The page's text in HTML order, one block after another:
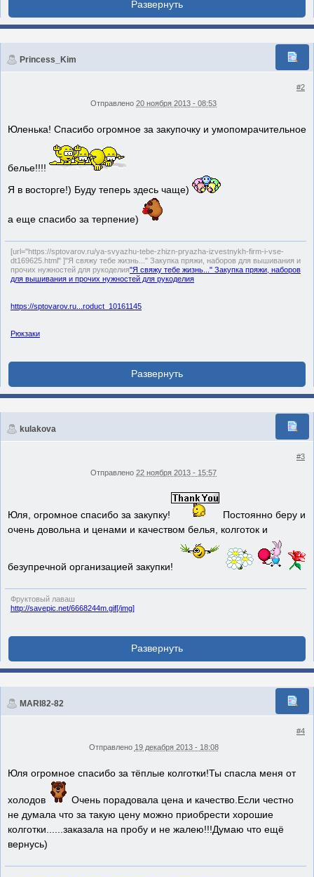
Princess_Kim
#2
Отправлено 20 ноября 2013 - 08:53
Юленька! Спасибо огромное за закупочку и умопомрачительное
белье!!!!
Я в восторге!) Буду теперь здесь чаще)
а еще спасибо за терпение)
[url="https://sptovarov.ru/ya-svyazhu-tebe-zhizn-pryazha-izvestnykh-firm-i-vse-
dt169625.html" ]"Я свяжу тебе жизнь..." Закупка пряжи, наборов для вышивания и
прочих нужностей для рукоделия"Я свяжу тебе жизнь..." Закупка пряжи, наборов
для вышивания и прочих нужностей для рукоделия
https://sptovarov.ru...roduct_10161145
Рюкзаки
kulakova
#3
Отправлено 22 ноября 2013 - 15:57
Юля, огромное спасибо за закупку!
Постоянно беру и
очень довольна и ценами и качеством белья, колготок и
безупречной организацией закупки!
Фруктовый лаваш
http://savepic.net/6668244m.gif[/img]
MARI82-82
#4
Отправлено 19 декабря 2013 - 18:08
Юля огромное спасибо за тёплые колготки!Ты спасла меня от
холодов
Очень порадовала цена и качество.Если честно
не думала что за такую цену можно приобрести хорошие
колготки......заказала на пробу и не жалею!!!Думаю что ещё
вернусь)